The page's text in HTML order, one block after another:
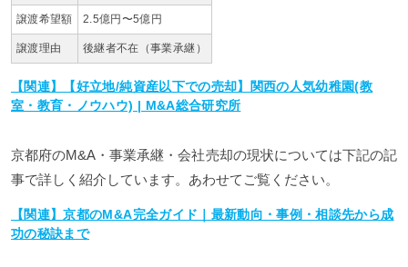
譲渡希望額 2.5億円〜5億円
譲渡理由 後継者不在（事業承継）
【関連】【好立地/純資産以下での売却】関西の人気幼稚園(教
室・教育・ノウハウ) | M&A総合研究所
京都府のM&A・事業承継・会社売却の現状については下記の記
事で詳しく紹介しています。あわせてご覧ください。
【関連】京都のM&A完全ガイド｜最新動向・事例・相談先から成
功の秘訣まで